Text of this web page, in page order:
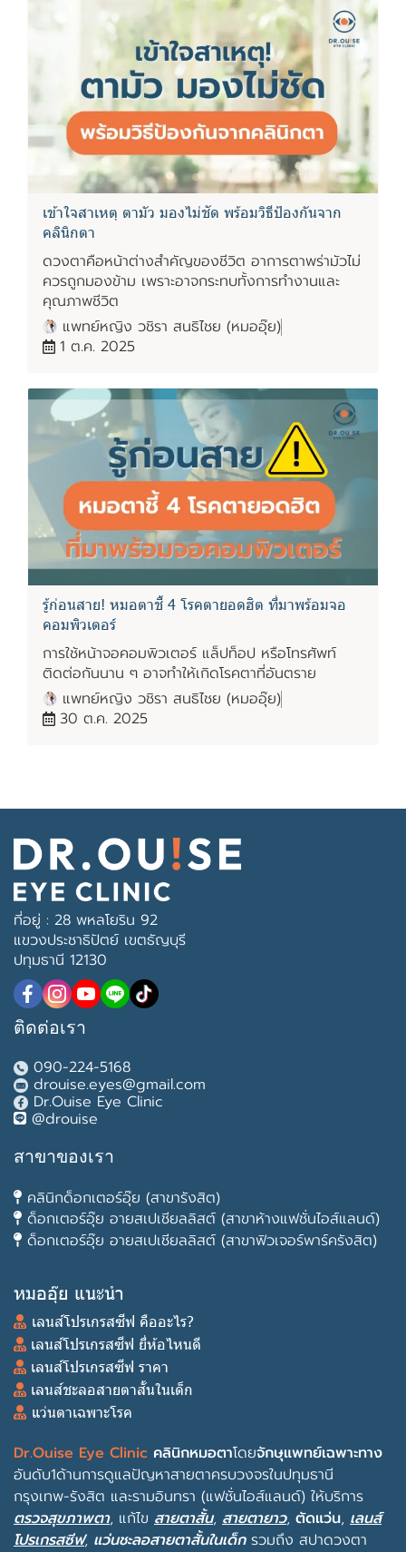
เข้าใจสาเหตุ ตามัว มองไม่ชัด พร้อมวิธีป้องกันจาก
คลินิกตา
ดวงตาคือหน้าต่างสำคัญของชีวิต อาการตาพร่ามัวไม่
ควรถูกมองข้าม เพราะอาจกระทบทั้งการทำงานและ
คุณภาพชีวิต
แพทย์หญิง วชิรา สนธิไชย (หมออุ๊ย)
1 ต.ค. 2025
รู้ก่อนสาย! หมอตาชี้ 4 โรคตายอดฮิต ที่มาพร้อมจอ
คอมพิวเตอร์
การใช้หน้าจอคอมพิวเตอร์ แล็ปท็อป หรือโทรศัพท์
ติดต่อกันนาน ๆ อาจทำให้เกิดโรคตาที่อันตราย
แพทย์หญิง วชิรา สนธิไชย (หมออุ๊ย)
30 ต.ค. 2025
ที่อยู่ : 28 พหลโยริน 92
แขวงประชาธิปัตย์ เขตธัญบุรี
ปทุมธานี 12130
ติดต่อเรา
090-224-5168
drouise.eyes@gmail.com
Dr.Ouise Eye Clinic
@drouise
สาขาของเรา
คลินิกด็อกเตอร์อุ๊ย (สาขารังสิต)
ด็อกเตอร์อุ๊ย อายสเปเชียลลิสต์ (สาขาห้างแฟชั่นไอส์แลนด์)
ด็อกเตอร์อุ๊ย อายสเปเชียลลิสต์ (สาขาฟิวเจอร์พาร์ครังสิต)
หมออุ๊ย แนะนำ
เลนส์โปรเกรสซีฟ คืออะไร?
เลนส์โปรเกรสซีฟ ยี่ห้อไหนดี
เลนส์โปรเกรสซีฟ ราคา
เลนส์ชะลอสายตาสั้นในเด็ก
แว่นตาเฉพาะโรค
Dr.Ouise Eye Clinic คลินิกหมอตาโดยจักษุแพทย์เฉพาะทาง
อันดับ1ด้านการดูแลปัญหาสายตาครบวงจรในปทุมธานี
กรุงเทพ-รังสิต และรามอินทรา (แฟชั่นไอส์แลนด์) ให้บริการ
ตรวจสุขภาพตา, แก้ไข สายตาสั้น, สายตายาว, ตัดแว่น, เลนส์
โปรเกรสซีฟ, แว่นชะลอสายตาสั้นในเด็ก รวมถึง สปาดวงตา